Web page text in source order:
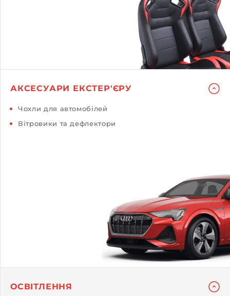
АКСЕСУАРИ ЕКСТЕР'ЄРУ
Чохли для автомобілей
Вітровики та дефлектори
ОСВІТЛЕННЯ